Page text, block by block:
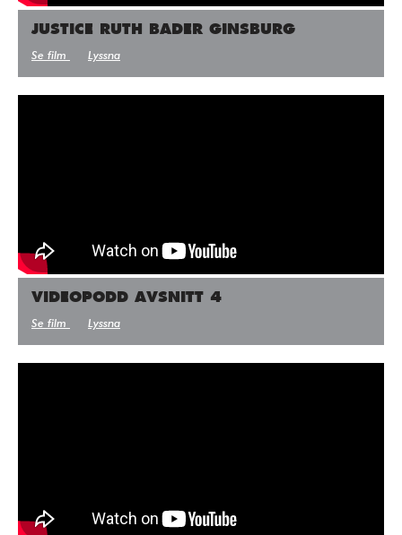
JUSTICE RUTH BADER GINSBURG
Se film Lyssna
VIDEOPODD AVSNITT 4
Se film Lyssna